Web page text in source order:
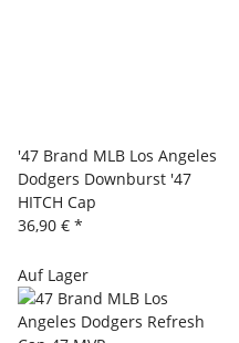
'47 Brand MLB Los Angeles
Dodgers Downburst '47
HITCH Cap
36,90 € *
Auf Lager